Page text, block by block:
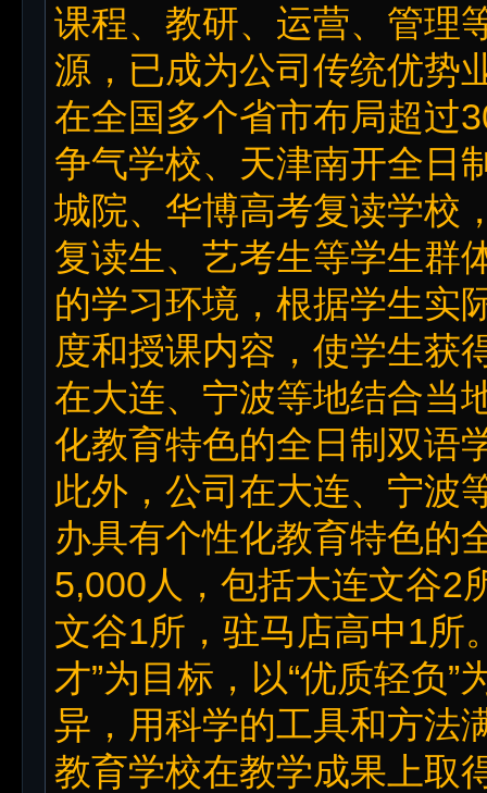
课程、教研、运营、管理
源，已成为公司传统优势
在全国多个省市布局超过
争气学校、天津南开全日
城院、华博高考复读学校
复读生、艺考生等学生群
的学习环境，根据学生实
度和授课内容，使学生获
在大连、宁波等地结合当
化教育特色的全日制双语
此外，公司在大连、宁波
办具有个性化教育特色的
5,000人，包括大连文谷2
文谷1所，驻马店高中1所
才”为目标，以“优质轻负
异，用科学的工具和方法
教育学校在教学成果上取